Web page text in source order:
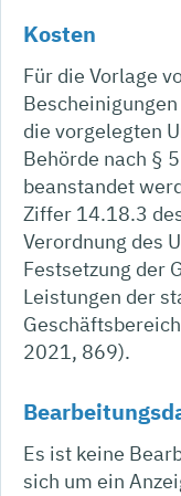
Kosten
Für die Vorlage
die vorgelegten
Behörde nach §
beanstandet
Ziffer 14.18.3
Verordnung des
Festsetzung der
Leistungen der
2021, 869).
Es ist keine
sich um ein